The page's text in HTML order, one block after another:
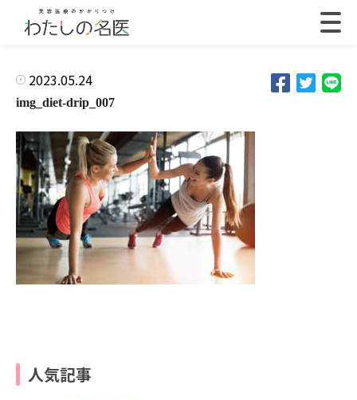
2023.05.24
img_diet-drip_007
人気記事